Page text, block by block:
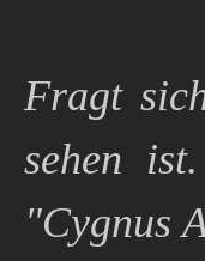
Fragt
sehen
"Cygnus